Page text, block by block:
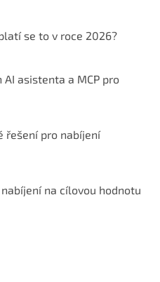
se to v roce 2026?
AI asistenta a MCP pro
řešení pro nabíjení
nabíjení na cílovou hodnotu